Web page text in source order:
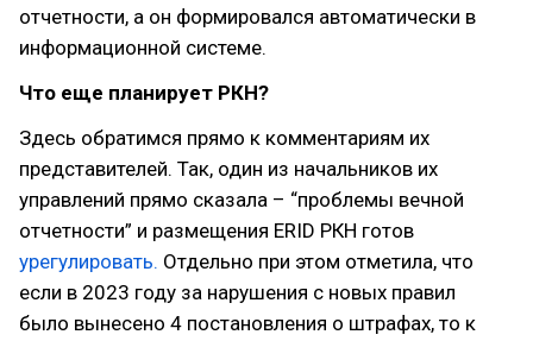
отчетности, а он формировался автоматически в
информационной системе.
Что еще планирует РКН?
Здесь обратимся прямо к комментариям их
представителей. Так, один из начальников их
управлений прямо сказала – “проблемы вечной
отчетности” и размещения ERID РКН готов
урегулировать. Отдельно при этом отметила, что
если в 2023 году за нарушения с новых правил
было вынесено 4 постановления о штрафах, то к